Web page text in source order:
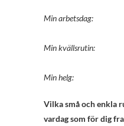
Min arbetsdag:
Min kvällsrutin:
Min helg:
Vilka små och enkla
vardag som för dig